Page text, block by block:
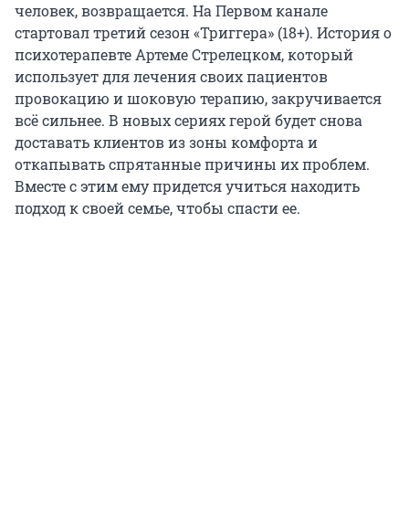
человек, возвращается. На Первом канале
стартовал третий сезон «Триггера» (18+). История о
психотерапевте Артеме Стрелецком, который
использует для лечения своих пациентов
провокацию и шоковую терапию, закручивается
всё сильнее. В новых сериях герой будет снова
доставать клиентов из зоны комфорта и
откапывать спрятанные причины их проблем.
Вместе с этим ему придется учиться находить
подход к своей семье, чтобы спасти ее.